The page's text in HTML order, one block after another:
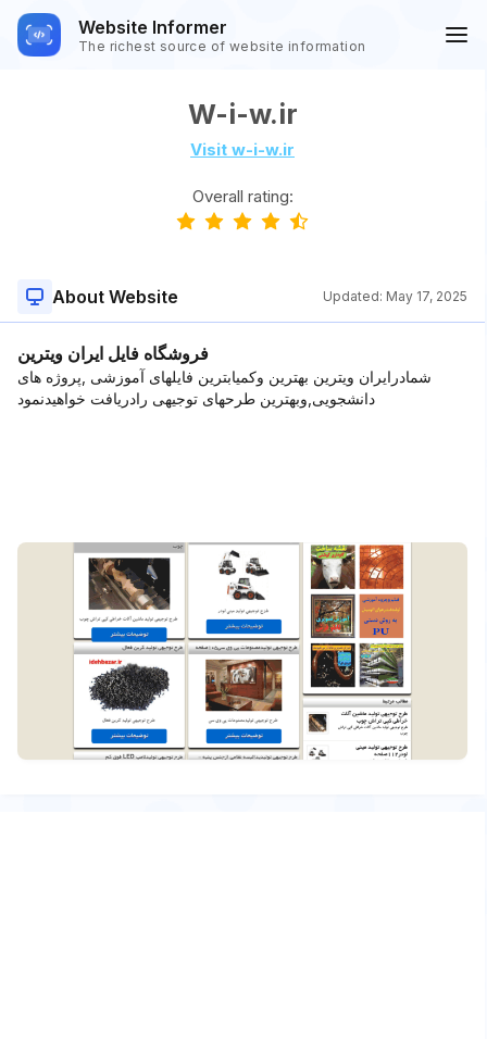
Website Informer
The richest source of website information
W-i-w.ir
Visit w-i-w.ir
Overall rating:
About Website Updated: May 17, 2025
فروشگاه فایل ایران ویترین
شمادرایران ویترین بهترین وکمیابترین فایلهای آموزشی ,پروژه های
دانشجویی,وبهترین طرحهای توجیهی رادریافت خواهیدنمود